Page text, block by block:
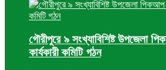
গৌরীপুরে ৯ সংখ্যাবিশিষ্ট উপজেলা
কার্যকারী কমিটি গঠন